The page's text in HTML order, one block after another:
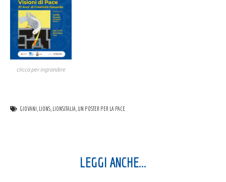
clicca per ingrandire
GIOVANI LIONS LIONSITALIA UN POSTER PER LA PACE
LEGGI ANCHE...